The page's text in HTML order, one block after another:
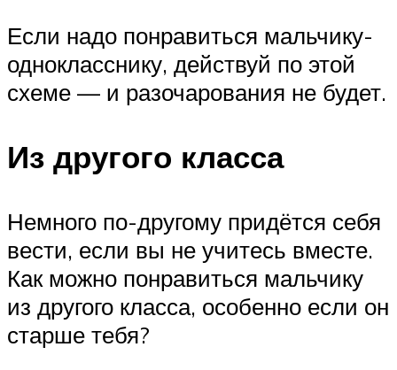
Если надо понравиться мальчику-
однокласснику, действуй по этой
схеме — и разочарования не будет.
Из другого класса
Немного по-другому придётся себя
вести, если вы не учитесь вместе.
Как можно понравиться мальчику
из другого класса, особенно если он
старше тебя?